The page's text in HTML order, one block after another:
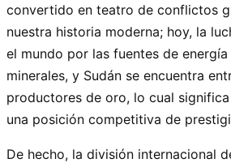
convertido en teatro de conflictos
nuestra historia moderna; hoy, la
el mundo por las fuentes de
minerales, y Sudán se encuentra
productores de oro, lo cual
una posición competitiva de
De hecho, la división internacional